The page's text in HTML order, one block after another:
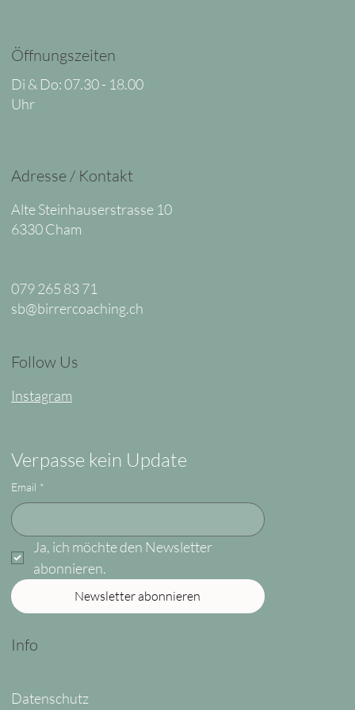
Verpasse kein Update
Email *
Ja, ich möchte den Newsletter
abonnieren.
Newsletter abonnieren
Follow Us
Instagram
Öffnungszeiten
Di & Do: 07.30 - 18.00
Uhr
Adresse / Kontakt
Alte Steinhauserstrasse 10
6330 Cham
079 265 83 71
sb@birrercoaching.ch
Info
Datenschutz